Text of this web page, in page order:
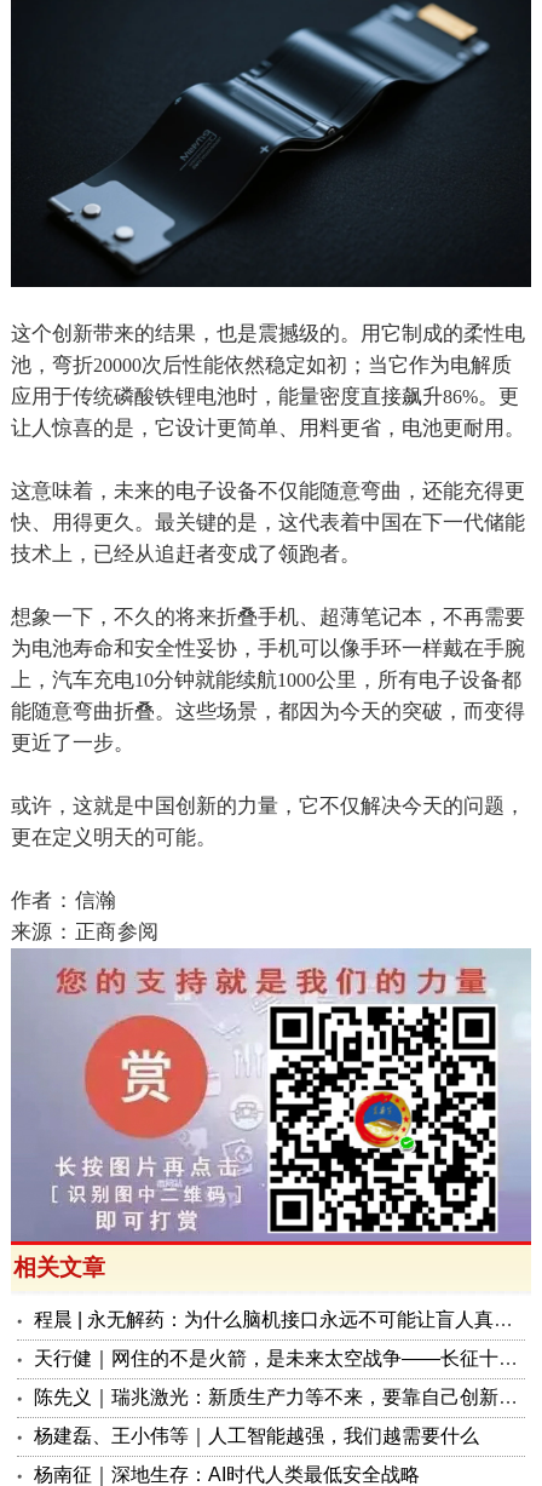
这个创新带来的结果，也是震撼级的。用它制成的柔性电
池，弯折20000次后性能依然稳定如初；当它作为电解质
应用于传统磷酸铁锂电池时，能量密度直接飙升86%。更
让人惊喜的是，它设计更简单、用料更省，电池更耐用。
这意味着，未来的电子设备不仅能随意弯曲，还能充得更
快、用得更久。最关键的是，这代表着中国在下一代储能
技术上，已经从追赶者变成了领跑者。
想象一下，不久的将来折叠手机、超薄笔记本，不再需要
为电池寿命和安全性妥协，手机可以像手环一样戴在手腕
上，汽车充电10分钟就能续航1000公里，所有电子设备都
能随意弯曲折叠。这些场景，都因为今天的突破，而变得
更近了一步。
或许，这就是中国创新的力量，它不仅解决今天的问题，
更在定义明天的可能。
作者：信瀚
来源：正商参阅
相关文章
程晨 | 永无解药：为什么脑机接口永远不可能让盲人真正复明？
天行健｜网住的不是火箭，是未来太空战争——长征十号背后的战略杀机
陈先义｜瑞兆激光：新质生产力等不来，要靠自己创新和奋斗
杨建磊、王小伟等｜人工智能越强，我们越需要什么
杨南征｜深地生存：AI时代人类最低安全战略